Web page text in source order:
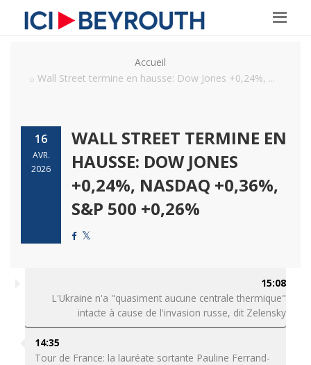
Accueil
Wall Street termine en hausse: Dow Jones +0,24%, ...
16
AVR.
2026
WALL STREET TERMINE EN
HAUSSE: DOW JONES
+0,24%, NASDAQ +0,36%,
S&P 500 +0,26%
15:08
L'Ukraine n'a "quasiment aucune centrale thermique"
intacte à cause de l'invasion russe, dit Zelensky
14:35
Tour de France: la lauréate sortante Pauline Ferrand-